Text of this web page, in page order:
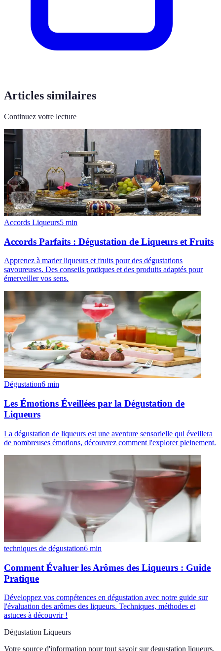
Articles similaires
Continuez votre lecture
Accords Liqueurs5 min
Accords Parfaits : Dégustation de Liqueurs et Fruits
Apprenez à marier liqueurs et fruits pour des dégustations
savoureuses. Des conseils pratiques et des produits adaptés pour
émerveiller vos sens.
Dégustation6 min
Les Émotions Éveillées par la Dégustation de
Liqueurs
La dégustation de liqueurs est une aventure sensorielle qui éveillera
de nombreuses émotions, découvrez comment l'explorer pleinement.
techniques de dégustation6 min
Comment Évaluer les Arômes des Liqueurs : Guide
Pratique
Développez vos compétences en dégustation avec notre guide sur
l'évaluation des arômes des liqueurs. Techniques, méthodes et
astuces à découvrir !
Dégustation Liqueurs
Votre source d'information pour tout savoir sur degustation liqueurs.